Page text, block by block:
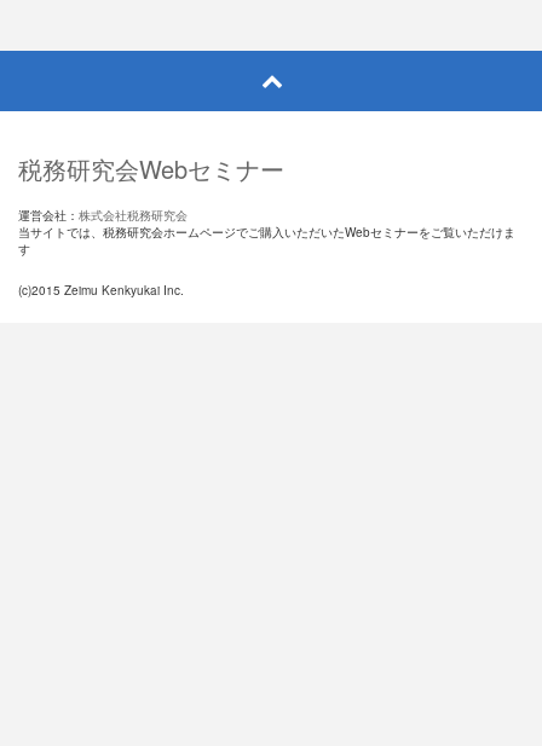
税務研究会Webセミナー
運営会社： 株式会社税務研究会
当サイトでは、税務研究会ホームページでご購入いただいたWebセミナーをご覧いただけま
す
(c)2015 Zeimu Kenkyukai Inc.